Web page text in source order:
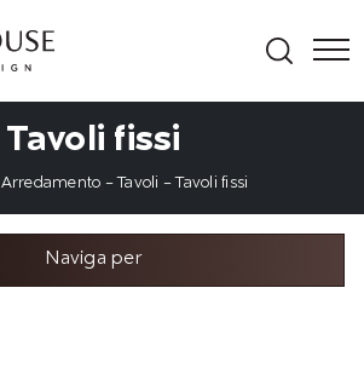
Tavoli fissi
Arredamento -Tavoli -Tavoli fissi
Naviga per